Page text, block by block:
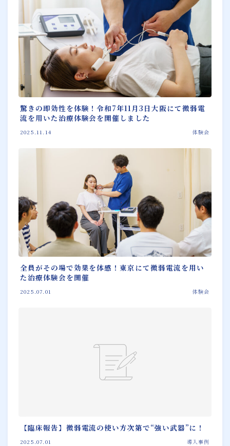
驚きの即効性を体験！令和7年11月3日大阪にて微弱電
流を用いた治療体験会を開催しました
2025.11.14 体験会
全員がその場で効果を体感！東京にて微弱電流を用い
た治療体験会を開催
2025.07.01 体験会
【臨床報告】微弱電流の使い方次第で“強い武器”に！
2025.07.01 導入事例